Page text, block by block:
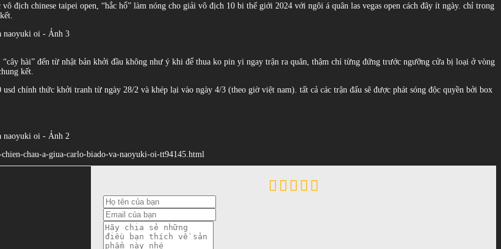
địch chinese taipei open, “hắc hổ” làm nóng cho giải vô địch 10 bi thế giới 2024 với ngôi á quân las vegas open cách đây ít ngày. chỉ trong
hài” đến từ nhật bản khởi đầu không như ý khi để thua ko pin yi ngay trận ra quân, thậm chí từng đứng trước ngưỡng cửa bị loại ở vòng
kết.
chính thức khởi tranh từ ngày 28/2 và khép lại vào ngày 4/3 (theo giờ việt nam). tất cả các trận đấu sẽ được phát sóng độc quyền bởi box
chau-a-giua-carlo-biado-va-naoyuki-oi-tt94145.html